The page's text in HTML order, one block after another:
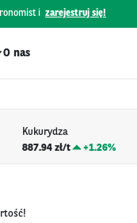
i zarejestruj się!
O nas
Kukurydza
887.94 zł/t
+1.26%